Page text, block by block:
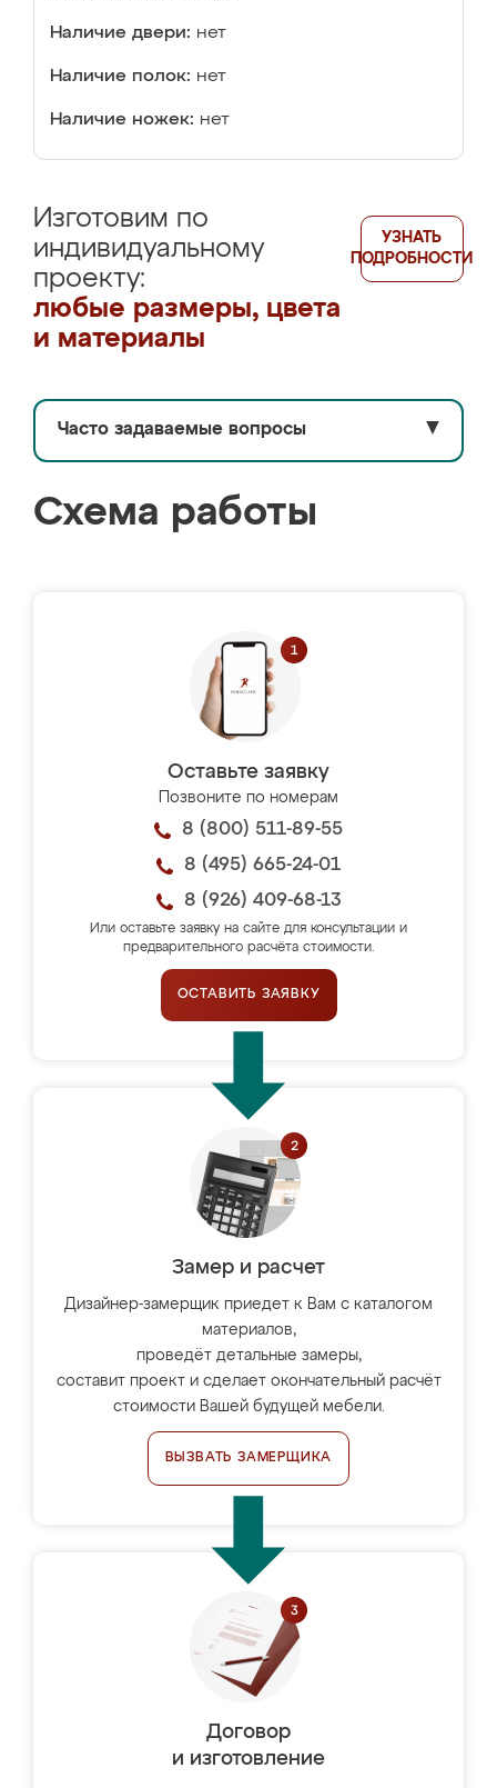
Наличие двери: нет
Наличие полок: нет
Наличие ножек: нет
Изготовим по
индивидуальному
проекту:
любые размеры, цвета
и материалы
УЗНАТЬ
ПОДРОБНОСТИ
Часто задаваемые вопросы ▼
Схема работы
Оставьте заявку
Позвоните по номерам
8 (800) 511-89-55
8 (495) 665-24-01
8 (926) 409-68-13
Или оставьте заявку на сайте для консультации и
предварительного расчёта стоимости.
ОСТАВИТЬ ЗАЯВКУ
Замер и расчет
Дизайнер-замерщик приедет к Вам с каталогом
материалов,
проведёт детальные замеры,
составит проект и сделает окончательный расчёт
стоимости Вашей будущей мебели.
ВЫЗВАТЬ ЗАМЕРЩИКА
Договор
и изготовление